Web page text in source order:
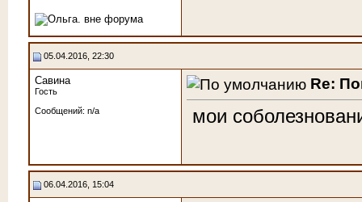
05.04.2016, 22:30
Савина
Гость
Сообщений: n/a
Re:
мои
06.04.2016, 15:04